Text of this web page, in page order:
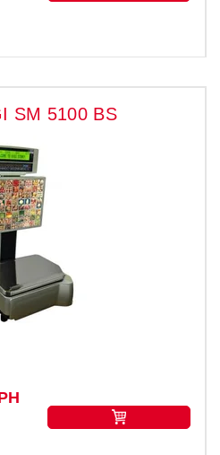
SM 5100 BS
DPH